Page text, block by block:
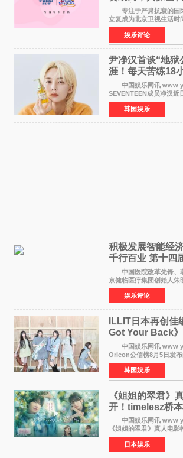
活力美
专注于严肃抗衰的国
立复成为北京卫视生活时
的特别赞助商,明星辣妈袁
都市女性传递健康生活新
家庭与自我之间
娱乐评论
尹净汉首谈“地狱
涯！每天苦练18
靠成员撑过来
中国娱乐网讯 www yule
SEVENTEEN成员净汉近
道前的残酷练习生经历，
娱乐，引发广泛关注。
TBS综艺节目《周
韩国娱乐
积极发展智能经
千行百业 第十四
京盛大召开
中国医院改革先锋、
京健临医疗集团创始人朱
奖 2026年7月31日，盛
以重落地·真务实·强链
工智能+&rsquo
娱乐评论
ILLIT日本再创佳
Got Your Back
身纪录
中国娱乐网讯 www yule
Oricon公信榜8月5日发
ILLIT在日本发行的第二
Back》首周销量达到
期周单曲排行
韩国娱乐
《姐姐的翠君》
开！timelesz桥
12月4日上映
中国娱乐网讯 www yule
《姐姐的翠君》真人电
timelesz成员桥本将生担
担任电影主演，引发高
苗翠（中岛瑠菜
日本娱乐